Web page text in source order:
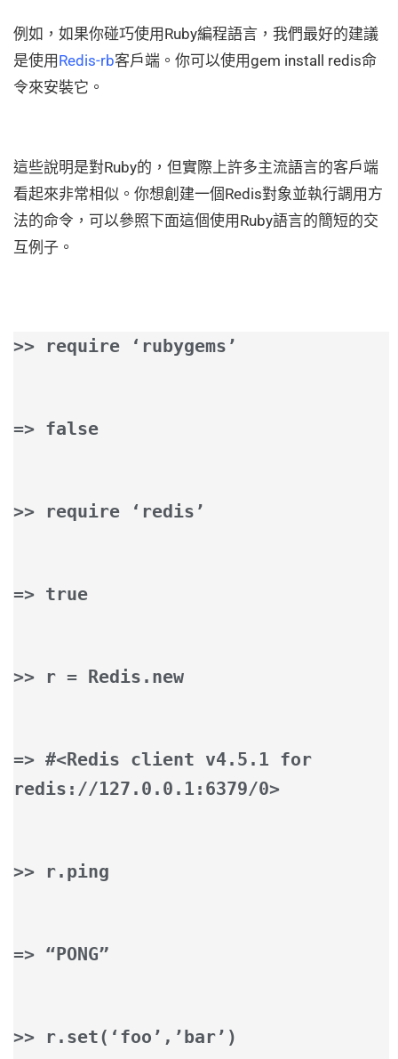
例如，如果你碰巧使用Ruby編程語言，我們最好的建議
是使用Redis-rb客戶端。你可以使用gem install redis命
令來安裝它。
這些說明是對Ruby的，但實際上許多主流語言的客戶端
看起來非常相似。你想創建一個Redis對象並執行調用方
法的命令，可以參照下面這個使用Ruby語言的簡短的交
互例子。
>> require ‘rubygems’
=> false
>> require ‘redis’
=> true
>> r = Redis.new
=> #<Redis client v4.5.1 for
redis://127.0.0.1:6379/0>
>> r.ping
=> “PONG”
>> r.set(‘foo’,’bar’)